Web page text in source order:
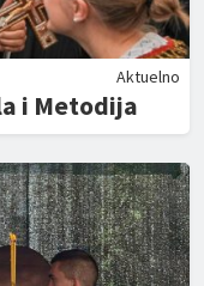
Aktuelno
i Metodija